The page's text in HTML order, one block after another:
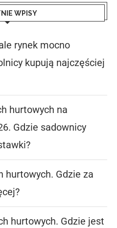
WPISY
rynek mocno
kupują najczęściej
hurtowych na
Gdzie sadownicy
hurtowych. Gdzie za
hurtowych. Gdzie jest